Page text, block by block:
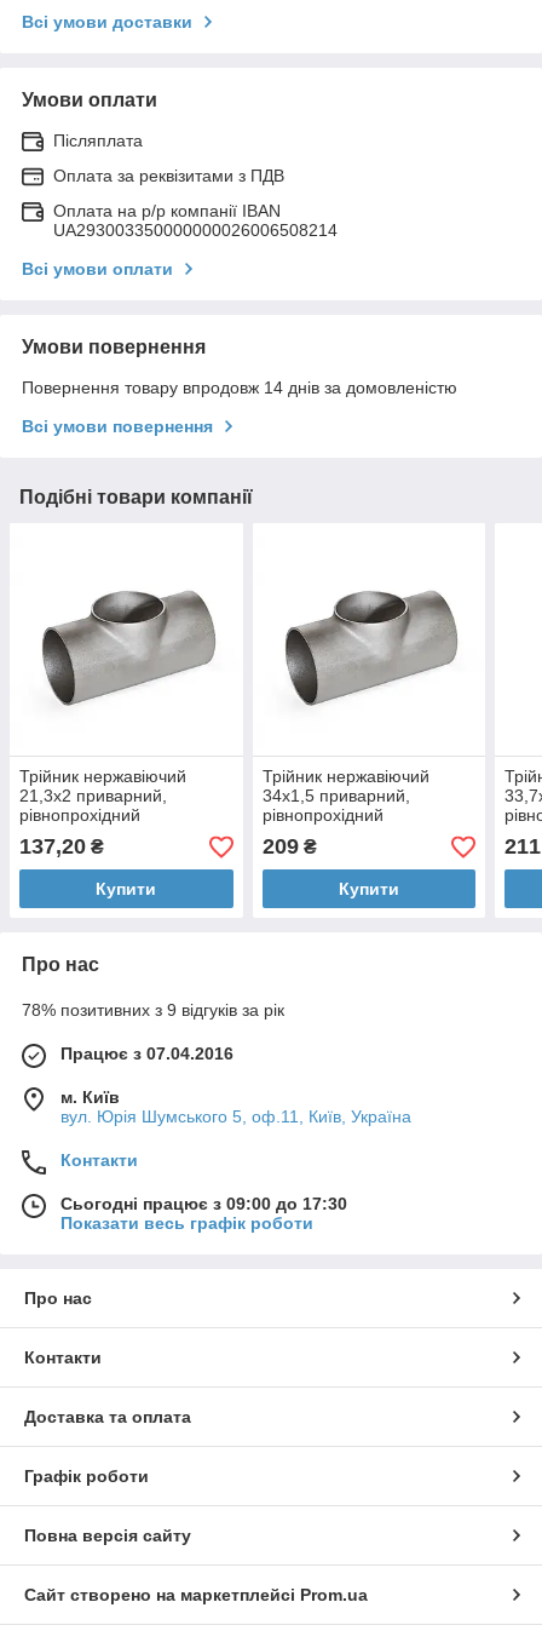
Всі умови доставки
Умови оплати
Післяплата
Оплата за реквізитами з ПДВ
Оплата на р/р компанії IBAN
UA293003350000000026006508214
Всі умови оплати
Умови повернення
Повернення товару впродовж 14 днів за домовленістю
Всі умови повернення
Подібні товари компанії
Трійник нержавіючий
21,3х2 приварний,
рівнопрохідний
137,20 ₴
Купити
Трійник нержавіючий
34х1,5 приварний,
рівнопрохідний
209₴
Купити
211
Про нас
78% позитивних з 9 відгуків за рік
Працює з 07.04.2016
м. Київ
вул. Юрія Шумського 5, оф.11, Київ, Україна
Контакти
Сьогодні працює з 09:00 до 17:30
Показати весь графік роботи
Про нас
Контакти
Доставка та оплата
Графік роботи
Повна версія сайту
Сайт створено на маркетплейсі Prom.ua